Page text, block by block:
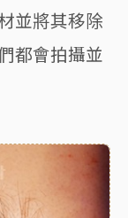
並將其移除
都會拍攝並